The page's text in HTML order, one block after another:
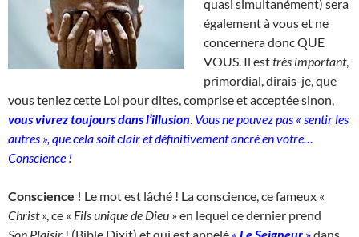
quasi simultanément) sera
également à vous et ne
concernera donc QUE
VOUS. Il esttrès important,
primordial, dirais-je, que
vous teniez cette Loi pour dites, comprise et acceptée sinon,
vous vivrez toujours dans l’illusion Vous ne pouvez pas « sentir les
autres », que cela soit clair et définitivement ancré en votre…
Conscience !
Conscience ! Le mot est lâché ! La conscience, ce fameux «
Christ», ce « Fils unique de Dieu » en lequel ce dernier prend
Son Plaisir ! (Bible Dixit) et qui est appelé « Le Seigneur »dans